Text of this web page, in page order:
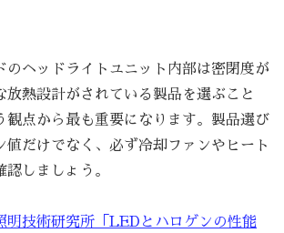
のヘッドライトユニット内部は密閉度が
放熱設計がされている製品を選ぶこと
観点から最も重要になります。製品選び
値だけでなく、必ず冷却ファンやヒート
しましょう。
明技術研究所「LEDとハロゲンの性能